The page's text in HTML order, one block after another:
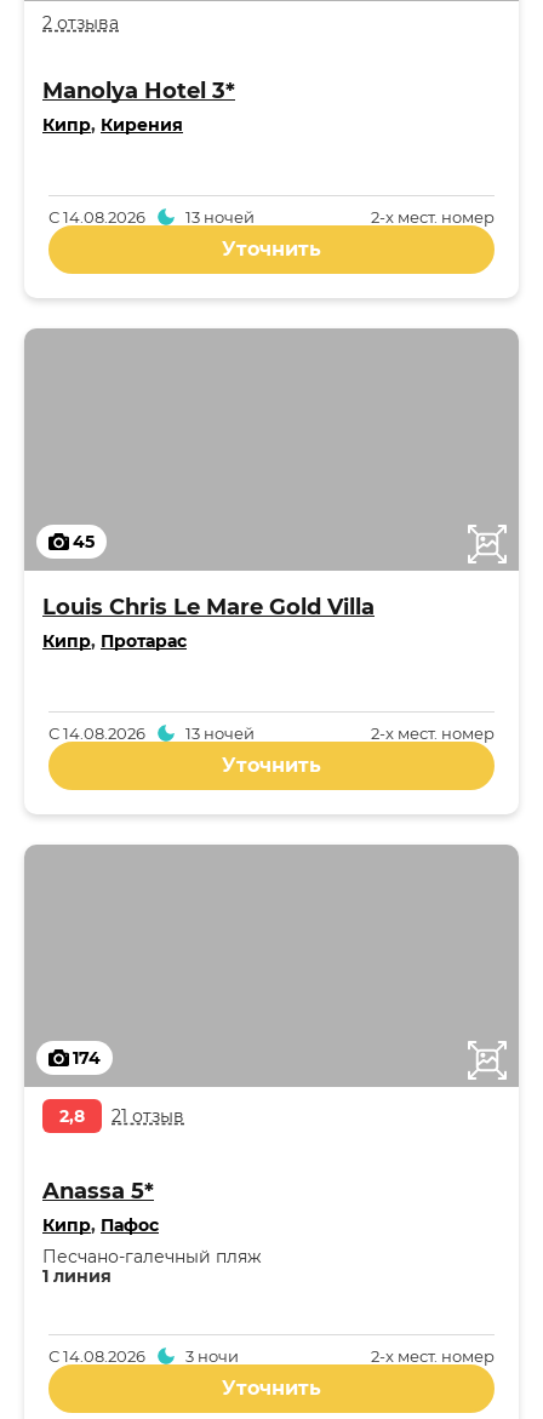
2 отзыва
Manolya Hotel 3*
Кипр, Кирения
2-x мест. номер
С14.08.2026 13 ночей
Уточнить
45
Louis Chris Le Mare Gold Villa
Кипр, Протарас
2-x мест. номер
С14.08.2026 13 ночей
Уточнить
174
2,8 21 отзыв
Anassa 5*
Кипр, Пафос
1 линия
Песчано-галечный пляж
2-x мест. номер
С14.08.2026 3 ночи
Уточнить